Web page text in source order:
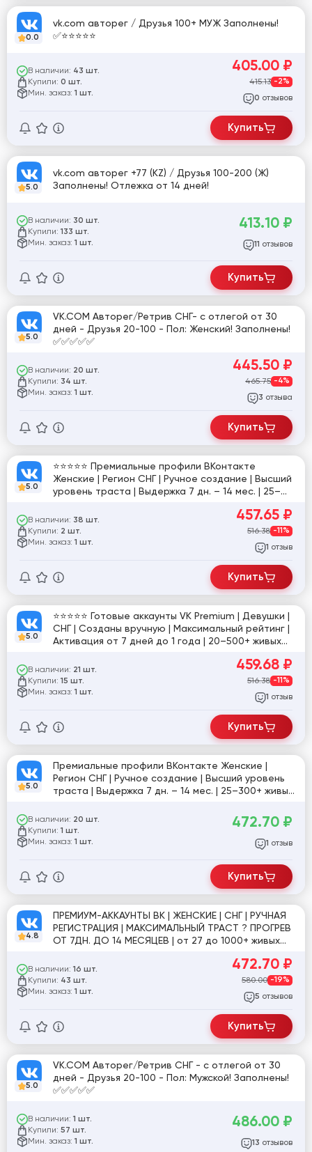
0.0
vk.com авторег / Друзья 100+ МУЖ Заполнены!
✅⭐️⭐️⭐️⭐️⭐️
В наличии: 43 шт.
Купили: 0 шт.
Мин. заказ: 1 шт.
405.00 ₽
415.13 -2%
0 отзывов
Купить
5.0
vk.com авторег +77 (KZ) / Друзья 100-200 (Ж)
Заполнены! Отлежка от 14 дней!
В наличии: 30 шт.
Купили: 133 шт.
Мин. заказ: 1 шт.
413.10 ₽
11 отзывов
Купить
5.0
VK.COM Авторег/Ретрив СНГ- с отлегой от 30
дней - Друзья 20-100 - Пол: Женский! Заполнены!
✅✅✅✅✅
В наличии: 20 шт.
Купили: 34 шт.
Мин. заказ: 1 шт.
445.50 ₽
465.75 -4%
3 отзыва
Купить
5.0
⭐️⭐️⭐️⭐️⭐️ Премиальные профили ВКонтакте
Женские | Регион СНГ | Ручное создание | Высший
уровень траста | Выдержка 7 дн. – 14 мес. | 25–
В наличии: 38 шт.
Купили: 2 шт.
Мин. заказ: 1 шт.
457.65 ₽
516.38 -11%
1 отзыв
Купить
5.0
⭐️⭐️⭐️⭐️⭐️ Готовые аккаунты VK Premium | Девушки |
СНГ | Созданы вручную | Максимальный рейтинг |
Активация от 7 дней до 1 года | 20–500+ живых
В наличии: 21 шт.
Купили: 15 шт.
Мин. заказ: 1 шт.
459.68 ₽
516.38 -11%
1 отзыв
Купить
5.0
Премиальные профили ВКонтакте Женские |
Регион СНГ | Ручное создание | Высший уровень
траста | Выдержка 7 дн. – 14 мес. | 25–300+ живых
В наличии: 20 шт.
Купили: 1 шт.
Мин. заказ: 1 шт.
472.70 ₽
1 отзыв
Купить
4.8
ПРЕМИУМ-АККАУНТЫ ВК | ЖЕНСКИЕ | СНГ | РУЧНАЯ
РЕГИСТРАЦИЯ | МАКСИМАЛЬНЫЙ ТРАСТ ? ПРОГРЕВ
ОТ 7ДН. ДО 14 МЕСЯЦЕВ | от 27 до 1000+ живых
В наличии: 16 шт.
Купили: 43 шт.
Мин. заказ: 1 шт.
472.70 ₽
580.00 -19%
5 отзывов
Купить
5.0
VK.COM Авторег/Ретрив СНГ - с отлегой от 30
дней - Друзья 20-100 - Пол: Мужской! Заполнены!
✅✅✅✅✅
В наличии: 1 шт.
Купили: 57 шт.
Мин. заказ: 1 шт.
486.00 ₽
13 отзывов